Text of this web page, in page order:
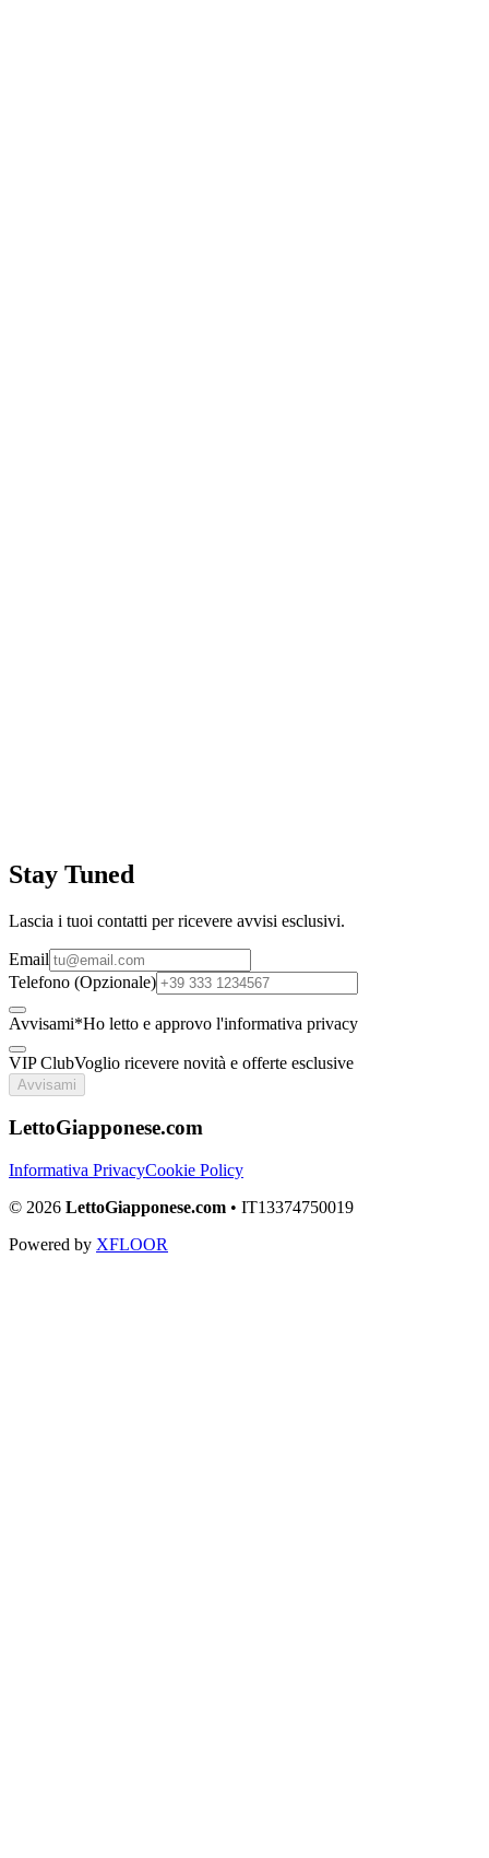
Stay Tuned
Lascia i tuoi contatti per ricevere avvisi esclusivi.
Email
Telefono (Opzionale)
Avvisami*Ho letto e approvo l'informativa privacy
VIP ClubVoglio ricevere novità e offerte esclusive
Avvisami
LettoGiapponese.com
Informativa PrivacyCookie Policy
© 2026 LettoGiapponese.com • IT13374750019
Powered by XFLOOR